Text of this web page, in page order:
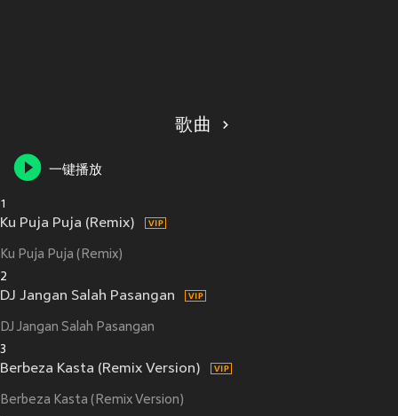
歌曲
一键播放
1
Ku Puja Puja (Remix)
Ku Puja Puja (Remix)
2
DJ Jangan Salah Pasangan
DJ Jangan Salah Pasangan
3
Berbeza Kasta (Remix Version)
Berbeza Kasta (Remix Version)